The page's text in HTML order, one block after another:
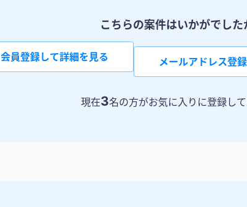
こちらの案件はいかがでした
会員登録して詳細を見る メールアドレス登
現在3名の方がお気に入りに登録して